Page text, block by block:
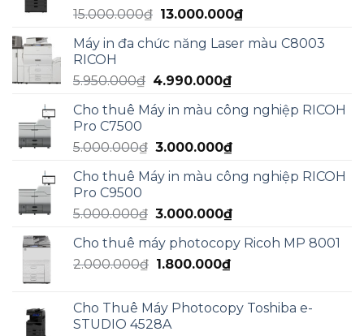
13.000.000₫.
15.000.000₫ Giá
là:
13.000.000₫Giá
tại
Máy in đa chức năng Laser màu C8003
RICOH
5.950.000₫ Giá
là:
4.990.000₫Giá
tại
4.990.000₫.
Cho thuê Máy in màu công nghiệp RICOH
Pro C7500
5.000.000₫ Giá
là:
3.000.000₫Giá
tại
3.000.000₫.
Cho thuê Máy in màu công nghiệp RICOH
Pro C9500
5.000.000₫ Giá
là:
5.000.000₫.
3.000.000₫Giá
tại
Cho thuê máy photocopy Ricoh MP 8001
2.000.000₫ Giá
2.000.000₫.
1.800.000₫Giá
là:
Cho Thuê Máy Photocopy Toshiba e-
STUDIO 4528A